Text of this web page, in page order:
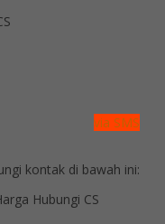
via SMS
kontak di bawah ini:
Hubungi CS